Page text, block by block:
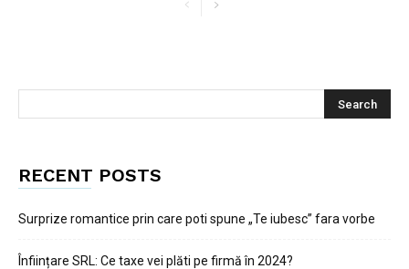
RECENT POSTS
Surprize romantice prin care poti spune „Te iubesc” fara vorbe
Înființare SRL: Ce taxe vei plăti pe firmă în 2024?